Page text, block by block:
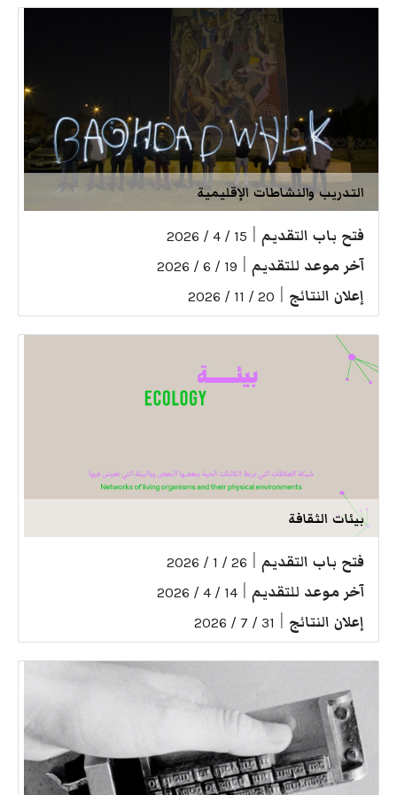
التدريب والنشاطات الإقليمية
فتح باب التقديم 15 / 4 / 2026
آخر موعد للتقديم 19 / 6 / 2026
إعلان النتائج 20 / 11 / 2026
بيئات الثقافة
فتح باب التقديم 26 / 1 / 2026
آخر موعد للتقديم 14 / 4 / 2026
إعلان النتائج 31 / 7 / 2026